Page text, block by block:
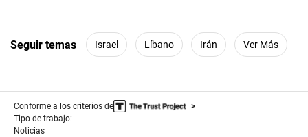
Seguir temas Israel Líbano Irán Ver Más
Conforme a los criterios de
Tipo de trabajo:
Noticias